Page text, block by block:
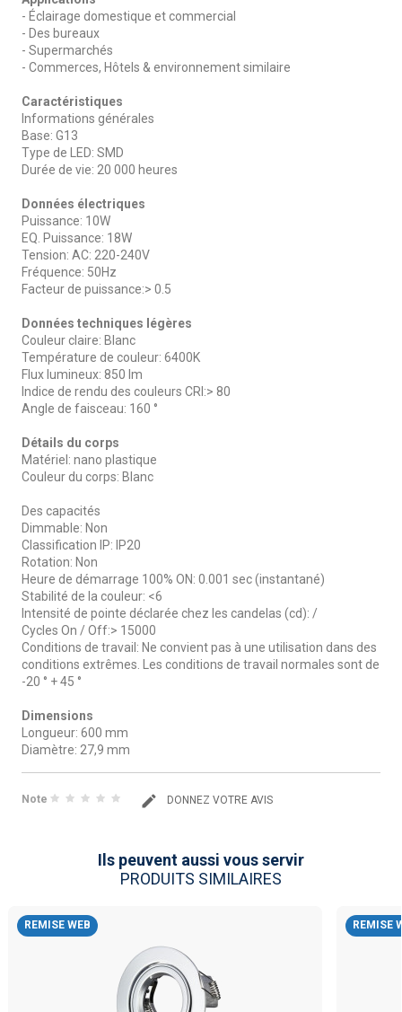
- Éclairage domestique et commercial
- Des bureaux
- Supermarchés
- Commerces, Hôtels & environnement similaire
Caractéristiques
Informations générales
Base: G13
Type de LED: SMD
Durée de vie: 20 000 heures
Données électriques
Puissance: 10W
EQ. Puissance: 18W
Tension: AC: 220-240V
Fréquence: 50Hz
Facteur de puissance:> 0.5
Données techniques légères
Couleur claire: Blanc
Température de couleur: 6400K
Flux lumineux: 850 lm
Indice de rendu des couleurs CRI:> 80
Angle de faisceau: 160 °
Détails du corps
Matériel: nano plastique
Couleur du corps: Blanc
Des capacités
Dimmable: Non
Classification IP: IP20
Rotation: Non
Heure de démarrage 100% ON: 0.001 sec (instantané)
Stabilité de la couleur: <6
Intensité de pointe déclarée chez les candelas (cd): /
Cycles On / Off:> 15000
Conditions de travail: Ne convient pas à une utilisation dans des
conditions extrêmes. Les conditions de travail normales sont de
-20 ° + 45 °
Dimensions
Longueur: 600 mm
Diamètre: 27,9 mm
Note DONNEZ VOTRE AVIS
Ils peuvent aussi vous servir
PRODUITS SIMILAIRES
REMISE WEB REMISE